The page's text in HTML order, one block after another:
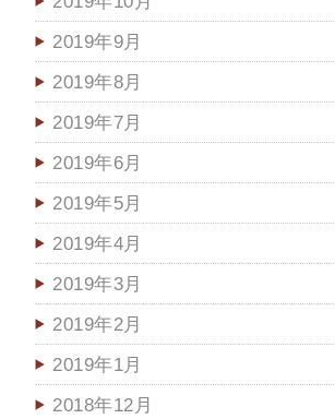
2019年9月
2019年8月
2019年7月
2019年6月
2019年5月
2019年4月
2019年3月
2019年2月
2019年1月
2018年12月